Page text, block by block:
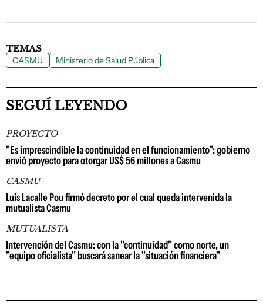
TEMAS
CASMU Ministerio de Salud Pública
SEGUÍ LEYENDO
PROYECTO
"Es imprescindible la continuidad en el funcionamiento": gobierno
envió proyecto para otorgar US$ 56 millones a Casmu
CASMU
Luis Lacalle Pou firmó decreto por el cual queda intervenida la
mutualista Casmu
MUTUALISTA
Intervención del Casmu: con la "continuidad" como norte, un
"equipo oficialista" buscará sanear la "situación financiera"